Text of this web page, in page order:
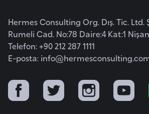
Hermes Consulting Org. Dış. Tic. Ltd.
Rumeli Cad. No:78 Daire:4 Kat:1
Telefon: +90 212 287 1111
E-posta:
B
u
r
i
n